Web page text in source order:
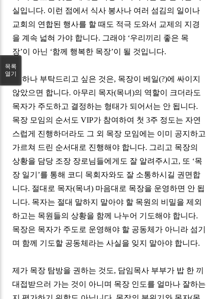
실입니다. 이런 점에서 식사 봉사나 여러 섬김의 일이나
교회의 연합된 행사를 할 때도 적극 도와서 교제의 지경
을 계속 넓혀 가야 합니다. 그래야 ‘우리끼리 좋은 목
장’이 아닌 ‘함께 행복한 목장’이 될 것입니다.
또 하나 부탁드리고 싶은 것은, 목장이 베일(?)에 싸이지
않았으면 합니다. 아무리 목자(목녀)의 역할이 크더라도
목자가 주도하고 결정하는 형태가 되어서는 안 됩니다.
목장 모임의 순서도VIP가 참여하여 첫3주 정도는 자연
스럽게 진행하더라도 그 외 목장 모임에는 이미 공지하고
가르쳐 드린 순서대로 진행해야 합니다. 그리고 목장의
상황을 담당 조장 장로님들에게도 잘 알려주시고, 또 ‘목
장 일기 ’를 통해 코디 목회자와도 잘 소통하시길 권면합
니다. 절대로 목자(목녀) 마음대로 목장을 운영하면 안 됩
니다. 목자는 절대 말하지 말아야 할 목원의 비밀을 제외
하고는 목원들의 상황을 함께 나누어 기도해야 합니다.
목장은 목자가 주도로 운영해야 할 공동체가 아니라 섬기
며 함께 기도할 공동체라는 사실을 잊지 말아야 합니다.
제가 목장 탐방을 권하는 것도, 담임목사 부부가 밥 한 끼
대접받으러 가는 것이 아니며 목장 인도를 얼마나 잘하는
목록
열기